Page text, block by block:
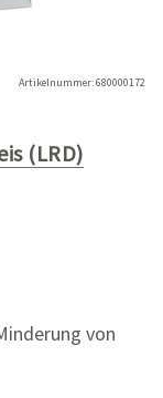
Artikelnummer:680000172
(LRD)
von